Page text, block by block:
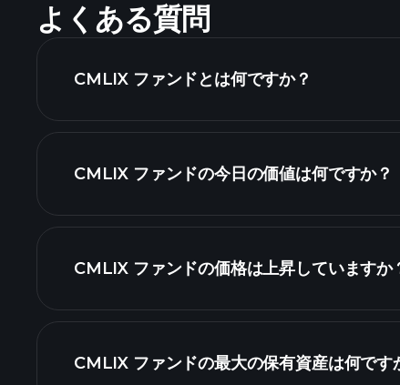
よくある質問
CMLIX ファンドとは何ですか？
CMLIX ファンドの今日の価値は何ですか？
高度
CMLIX ファンドの価格は上昇していますか
CMLIX ファンドの最大の保有資産は何です